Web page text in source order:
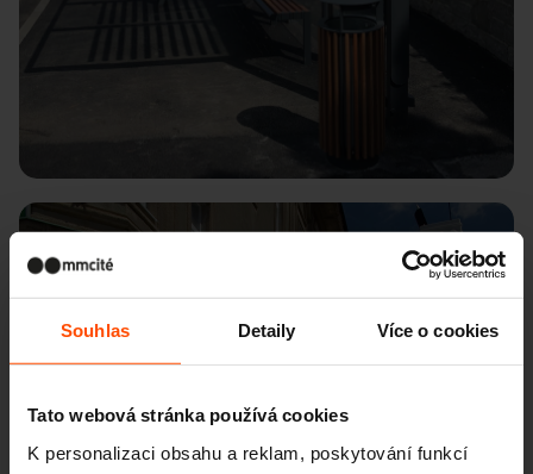
Souhlas Detaily Více o cookies
Tato webová stránka používá cookies
K personalizaci obsahu a reklam, poskytování funkcí
Celje